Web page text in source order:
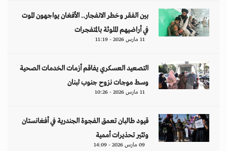
بين الفقر وخطر الانفجار.. الأفغان يواجهون الموت
في أراضيهم الملوثة بالمتفجرات
11 مارس 2026 - 11:19
التصعيد العسكري يفاقم أزمات الخدمات الصحية
وسط موجات نزوح جنوب لبنان
11 مارس 2026 - 10:26
قيود طالبان تعمق الفجوة الجندرية في أفغانستان
وتثير تحذيرات أممية
09 مارس 2026 - 14:09